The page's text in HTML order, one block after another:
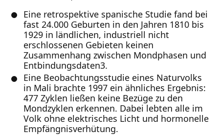
Eine retrospektive spanische Studie fand bei
fast 24.000 Geburten in den Jahren 1810 bis
1929 in ländlichen, industriell nicht
erschlossenen Gebieten keinen
Zusammenhang zwischen Mondphasen und
Entbindungsdaten3.
Eine Beobachtungsstudie eines Naturvolks
in Mali brachte 1997 ein ähnliches Ergebnis:
477 Zyklen ließen keine Bezüge zu den
Mondzyklen erkennen. Dabei lebten alle im
Volk ohne elektrisches Licht und hormonelle
Empfängnisverhütung.